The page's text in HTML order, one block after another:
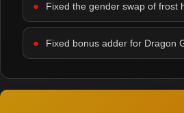
Fixed the gender swap of frost
Fixed bonus adder for Dragon